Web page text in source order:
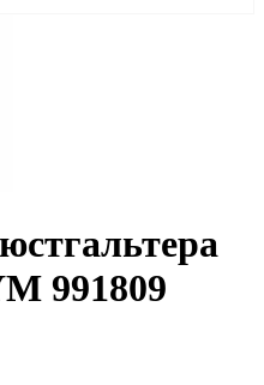
991809